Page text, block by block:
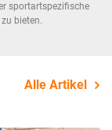
sportartspezifische
bieten.
Alle Artikel